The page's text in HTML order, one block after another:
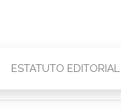
ESTATUTO EDITORIAL